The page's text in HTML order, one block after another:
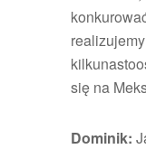
się na
Dominik: